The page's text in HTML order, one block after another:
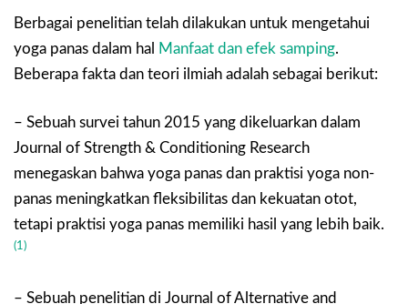
Berbagai penelitian telah dilakukan untuk mengetahui
yoga panas dalam hal
Manfaat dan efek samping.
Beberapa fakta dan teori ilmiah adalah sebagai berikut:
– Sebuah survei tahun 2015 yang dikeluarkan dalam
Journal of Strength & Conditioning Research
menegaskan bahwa yoga panas dan praktisi yoga non-
panas meningkatkan fleksibilitas dan kekuatan otot,
tetapi praktisi yoga panas memiliki hasil yang lebih baik.
(1)
– Sebuah penelitian di Journal of Alternative and